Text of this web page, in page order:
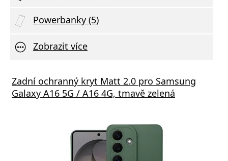
Powerbanky (5)
Zobrazit více
Zadní ochranný kryt Matt 2.0 pro Samsung
Galaxy A16 5G / A16 4G, tmavě zelená
sklo Swissten Full Glue, Color Frame,
pro Samsung Galaxy A16 4G/5G,